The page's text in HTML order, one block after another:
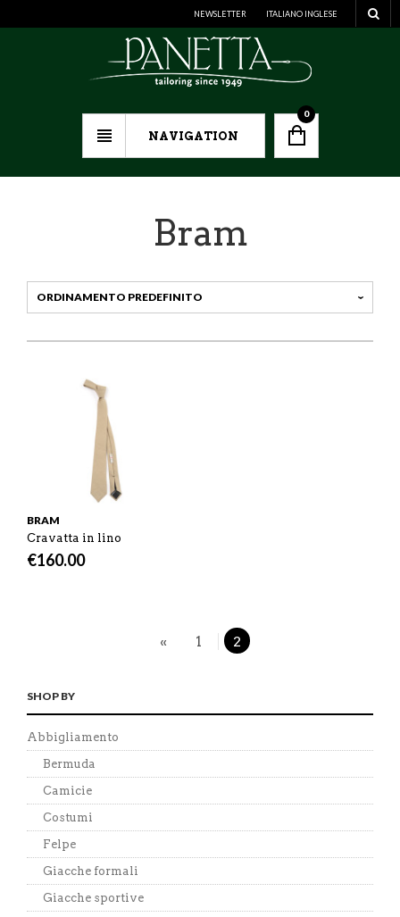
NEWSLETTER ITALIANO INGLESE
NAVIGATION
0
Bram
BRAM
Cravatta in lino
€160.00
« 1 2
SHOP BY
Abbigliamento
Bermuda
Camicie
Costumi
Felpe
Giacche formali
Giacche sportive